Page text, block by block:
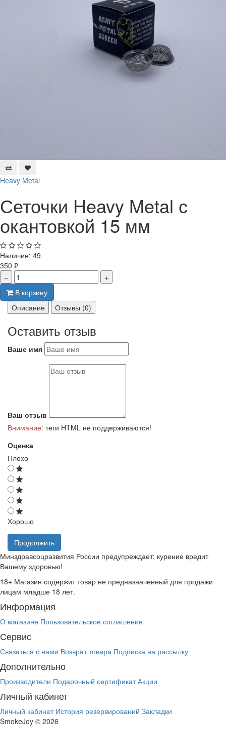
Heavy Metal
Сеточки Heavy Metal с
окантовкой 15 мм
Наличие: 49
350 ₽
−
+
В корзину
Описание
Отзывы (0)
Оставить отзыв
Ваше имя
Ваш отзыв
Внимание: теги HTML не поддерживаются!
Оценка
Плохо
Хорошо
Продолжить
Минздравсоцразвития России предупреждает: курение вредит
Вашему здоровью!
18+ Магазин содержит товар не предназначенный для продажи
лицам младше 18 лет.
Информация
О магазине Пользовательское соглашение
Сервис
Связаться с нами Возврат товара Подписка на рассылку
Дополнительно
Производители Подарочный сертификат Акции
Личный кабинет
Личный кабинет История резервирований Закладки
SmokeJoy © 2026